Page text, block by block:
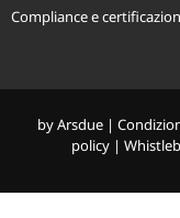
Compliance e
byArsdue|
policy |